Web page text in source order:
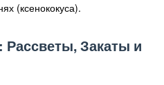
(ксенококуса).
Закаты и